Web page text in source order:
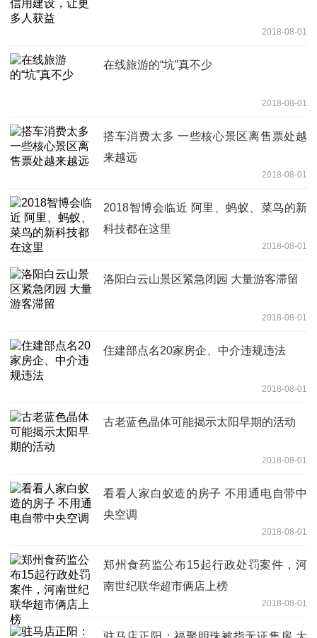
2018-08-01
在线旅游的“坑”真不少
2018-08-01
搭车消费太多 一些核心景区离售票处越
来越远
2018-08-01
2018智博会临近 阿里、蚂蚁、菜鸟的新
科技都在这里
2018-08-01
洛阳白云山景区紧急闭园 大量游客滞留
2018-08-01
住建部点名20家房企、中介违规违法
2018-08-01
古老蓝色晶体可能揭示太阳早期的活动
2018-08-01
看看人家白蚁造的房子 不用通电自带中
央空调
2018-08-01
郑州食药监公布15起行政处罚案件，河
南世纪联华超市俩店上榜
2018-08-01